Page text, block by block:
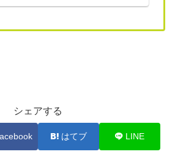
シェアする
はてブ LINE